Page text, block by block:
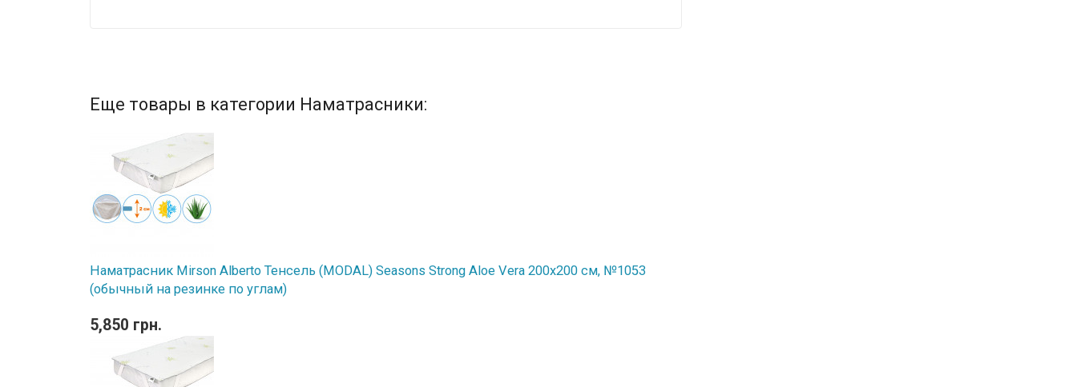
Еще товары в категории Наматрасники:
Наматрасник Mirson Alberto Тенсель (MODAL) Seasons Strong Aloe Vera 200x200 см, №1053
(обычный на резинке по углам)
5,850 грн.